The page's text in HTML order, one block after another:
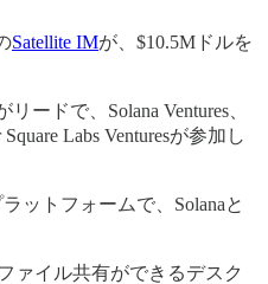
Satellite IMが、$10.5Mドルを
ードで、Solana Ventures、
Labs Venturesが参加し
ットフォームで、Solanaと
ァイル共有ができるデスク